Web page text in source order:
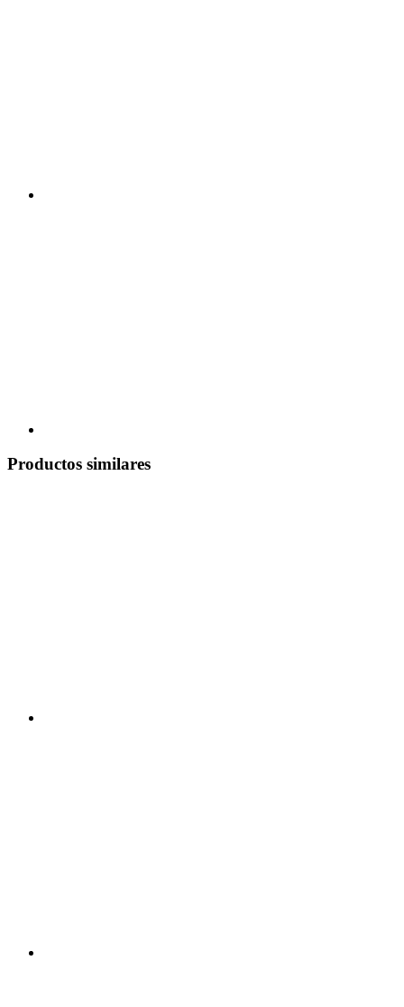
Productos similares